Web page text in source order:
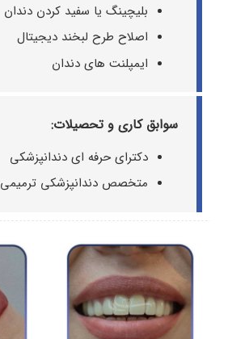
بلیچینگ یا سفید کردن دندان
اصلاح طرح لبخند دیجیتال
ایمپلنت های دندان
سوابق کاری و تحصیلات:
دکترای حرفه ای دندانپزشکی
متخصص دندانپزشکی ترمیمی